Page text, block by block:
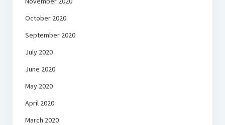
October 2020
September 2020
July 2020
June 2020
May 2020
April 2020
March 2020